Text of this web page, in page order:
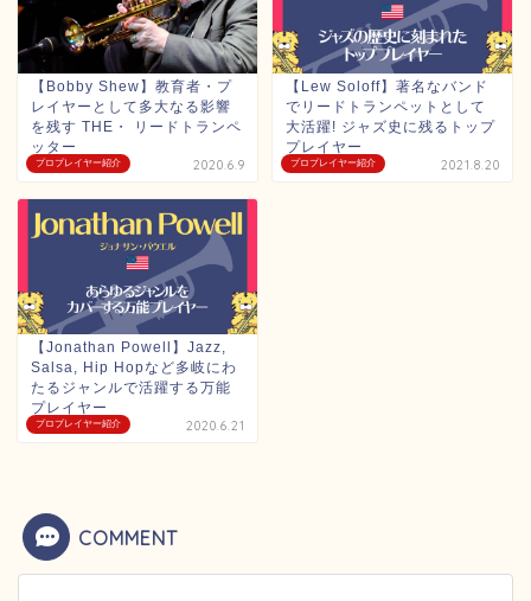
プロプレイヤー紹介
【Bobby Shew】教育者・プ
レイヤーとして多大なる影響
を残す THE・ リードトランペ
ッター
2020.6.9 プロプレイヤー紹介
【Lew Soloff】著名なバンド
でリードトランペットとして
大活躍! ジャズ史に残るトップ
プレイヤー
2021.8.20
プロプレイヤー紹介
【Jonathan Powell】Jazz,
Salsa, Hip Hopなど多岐にわ
たるジャンルで活躍する万能
プレイヤー
2020.6.21
COMMENT